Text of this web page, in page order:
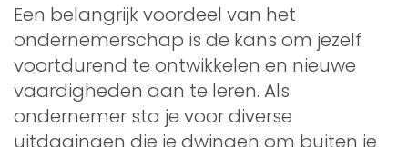
Een belangrijk voordeel van het
ondernemerschap is de kans om jezelf
voortdurend te ontwikkelen en nieuwe
vaardigheden aan te leren. Als
ondernemer sta je voor diverse
uitdagingen die je dwingen om buiten je